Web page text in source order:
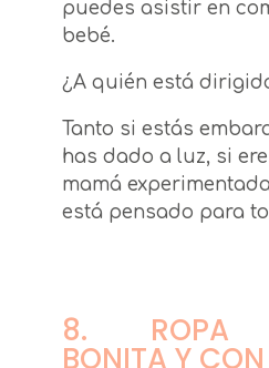
puedes asistir en
bebé.
¿A quién está
Tanto si estás
has dado a luz, si
mamá
está pensado para
8. ROPA
BONITA Y